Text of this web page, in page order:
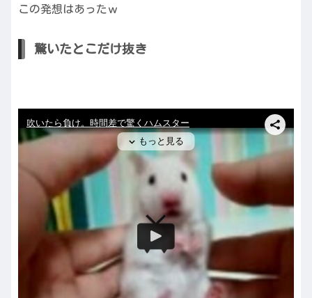
この発想はあったｗ
驚いたとこだけ抜き